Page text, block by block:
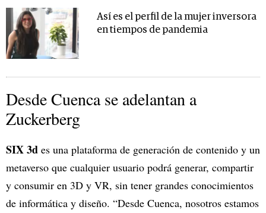
Así es el perfil de la mujer inversora
en tiempos de pandemia
Desde Cuenca se adelantan a
Zuckerberg
SIX 3d es una plataforma de generación de contenido y un
metaverso que cualquier usuario podrá generar, compartir
y consumir en 3D y VR, sin tener grandes conocimientos
de informática y diseño. “Desde Cuenca, nosotros estamos